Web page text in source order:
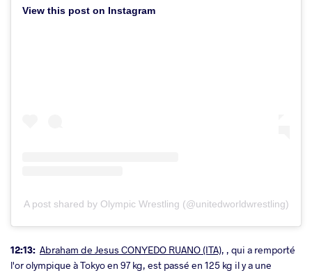
View this post on Instagram
A post shared by Olympic Wrestling (@unitedworldwrestling)
12:13: Abraham de Jesus CONYEDO RUANO (ITA), , qui a remporté
l'or olympique à Tokyo en 97 kg, est passé en 125 kg il y a une